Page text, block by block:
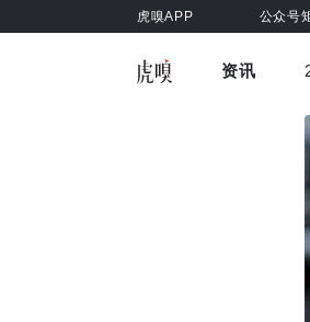
虎嗅APP 公众号
资讯